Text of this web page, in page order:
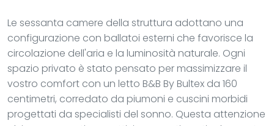
Le sessanta camere della struttura adottano una
configurazione con ballatoi esterni che favorisce la
circolazione dell'aria e la luminosità naturale. Ogni
spazio privato è stato pensato per massimizzare il
vostro comfort con un letto B&B By Bultex da 160
centimetri, corredato da piumoni e cuscini morbidi
progettati da specialisti del sonno. Questa attenzione